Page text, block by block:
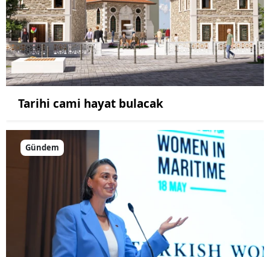
Tarihi cami hayat bulacak
Gündem